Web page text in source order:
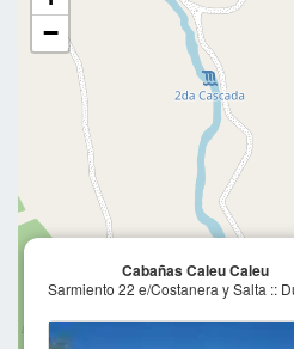
Cabañas Caleu Caleu
Sarmiento 22 e/Costanera y Salta ::
−